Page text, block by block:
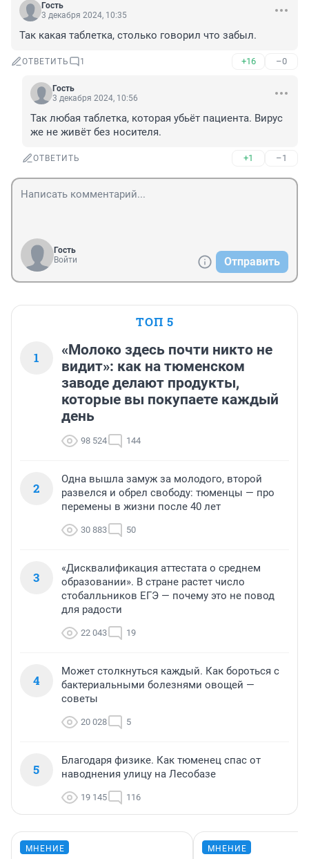
Гость
3 декабря 2024, 10:35
Так какая таблетка, столько говорил что забыл.
ОТВЕТИТЬ 1 +16 –0
Гость
3 декабря 2024, 10:56
Так любая таблетка, которая убьёт пациента. Вирус
же не живёт без носителя.
ОТВЕТИТЬ +1 –1
Гость
Войти
Отправить
ТОП 5
1
«Молоко здесь почти никто не
видит»: как на тюменском
заводе делают продукты,
которые вы покупаете каждый
день
98 524 144
2
Одна вышла замуж за молодого, второй
развелся и обрел свободу: тюменцы — про
перемены в жизни после 40 лет
30 883 50
3
«Дисквалификация аттестата о среднем
образовании». В стране растет число
стобалльников ЕГЭ — почему это не повод
для радости
22 043 19
4
Может столкнуться каждый. Как бороться с
бактериальными болезнями овощей —
советы
20 028 5
5
Благодаря физике. Как тюменец спас от
наводнения улицу на Лесобазе
19 145 116
МНЕНИЕ МНЕНИЕ